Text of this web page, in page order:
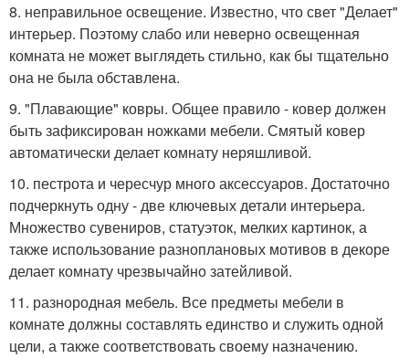
8. неправильное освещение. Известно, что свет "Делает"
интерьер. Поэтому слабо или неверно освещенная
комната не может выглядеть стильно, как бы тщательно
она не была обставлена.
9. "Плавающие" ковры. Общее правило - ковер должен
быть зафиксирован ножками мебели. Смятый ковер
автоматически делает комнату неряшливой.
10. пестрота и чересчур много аксессуаров. Достаточно
подчеркнуть одну - две ключевых детали интерьера.
Множество сувениров, статуэток, мелких картинок, а
также использование разноплановых мотивов в декоре
делает комнату чрезвычайно затейливой.
11. разнородная мебель. Все предметы мебели в
комнате должны составлять единство и служить одной
цели, а также соответствовать своему назначению.